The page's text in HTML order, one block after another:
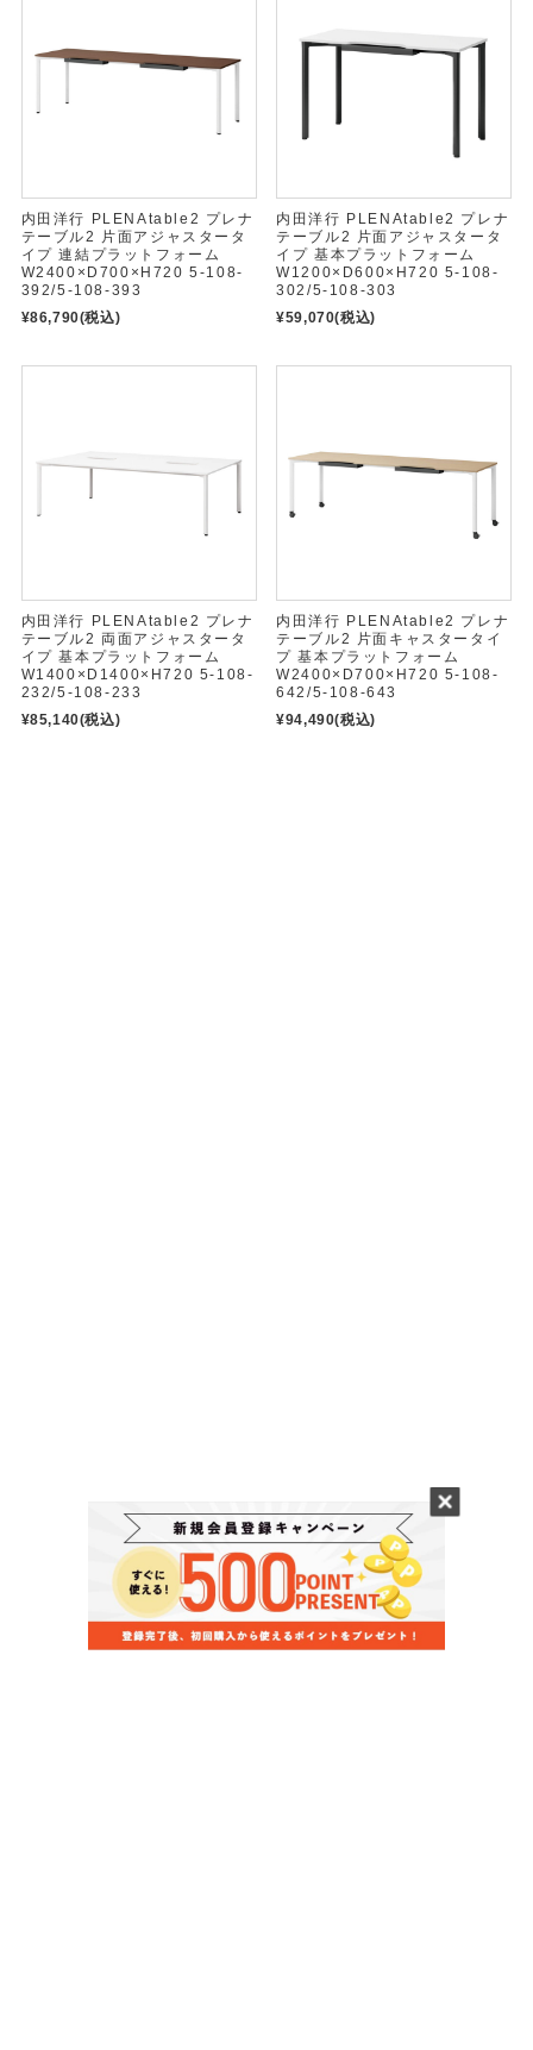
内田洋行 PLENAtable2 プレナ
テーブル2 片面アジャスタータ
イプ 連結プラットフォーム
W2400×D700×H720 5-108-
392/5-108-393
¥86,790(税込)
内田洋行 PLENAtable2 プレナ
テーブル2 片面アジャスタータ
イプ 基本プラットフォーム
W1200×D600×H720 5-108-
302/5-108-303
¥59,070(税込)
内田洋行 PLENAtable2 プレナ
テーブル2 両面アジャスタータ
イプ 基本プラットフォーム
W1400×D1400×H720 5-108-
232/5-108-233
¥85,140(税込)
内田洋行 PLENAtable2 プレナ
テーブル2 片面キャスタータイ
プ 基本プラットフォーム
W2400×D700×H720 5-108-
642/5-108-643
¥94,490(税込)